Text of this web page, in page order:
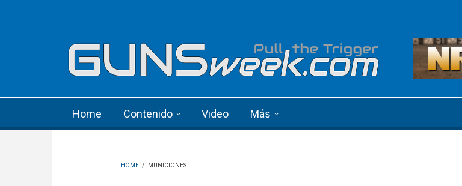
Home Contenido Video Más
HOME / MUNICIONES